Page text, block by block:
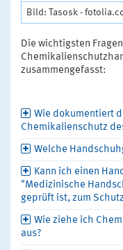
Bild: Tasosk -
Die wichtigsten
zusammengefasst:
Wie dokumentiert
Chemikalienschutz
Welche
Kann ich einen
"Medizinische
geprüft ist, zum
Wie ziehe ich
aus?